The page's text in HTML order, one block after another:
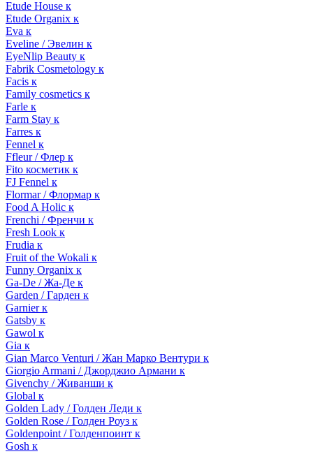
Etude House к
Etude Organix к
Eva к
Eveline / Эвелин к
EyeNlip Beauty к
Fabrik Cosmetology к
Facis к
Family cosmetics к
Farle к
Farm Stay к
Farres к
Fennel к
Ffleur / Флер к
Fito косметик к
FJ Fennel к
Flormar / Флормар к
Food A Holic к
Frenchi / Френчи к
Fresh Look к
Frudia к
Fruit of the Wokali к
Funny Organix к
Ga-De / Жа-Де к
Garden / Гарден к
Garnier к
Gatsby к
Gawol к
Gia к
Gian Marco Venturi / Жан Марко Вентури к
Giorgio Armani / Джорджио Армани к
Givenchy / Живанши к
Global к
Golden Lady / Голден Леди к
Golden Rose / Голден Роуз к
Goldenpoint / Голденпоинт к
Gosh к